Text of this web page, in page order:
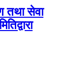
तथा सेवा